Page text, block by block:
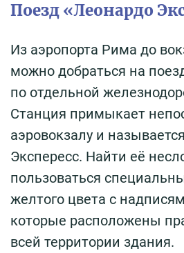
Поезд «Леонардо
Из аэропорта Рима до
можно добраться на
по отдельной
Станция примыкает
аэровокзалу и
Экспересс. Найти её
пользоваться
желтого цвета с
которые расположены
всей территории здания.